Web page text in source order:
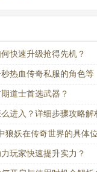
快速升级抢得先机？
热血传奇私服的角色等
道士首选武器？
进入？详细步骤攻略解
狼妖在传奇世界的具体
玩家快速提升实力？